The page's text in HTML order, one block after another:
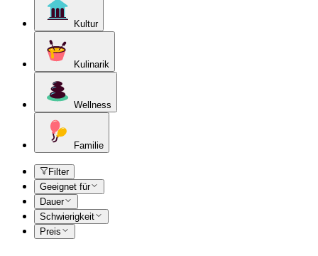
Kultur
Kulinarik
Wellness
Familie
Filter
Geeignet für
Dauer
Schwierigkeit
Preis